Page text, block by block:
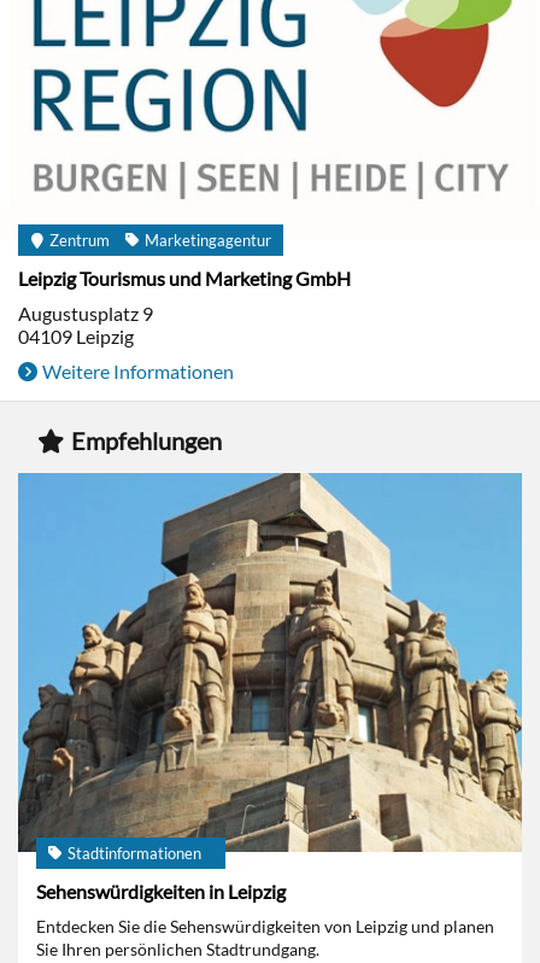
Zentrum Marketingagentur
Leipzig Tourismus und Marketing GmbH
Augustusplatz 9
04109 Leipzig
Weitere Informationen
Empfehlungen
Stadtinformationen
Sehenswürdigkeiten in Leipzig
Entdecken Sie die Sehenswürdigkeiten von Leipzig und planen
Sie Ihren persönlichen Stadtrundgang.